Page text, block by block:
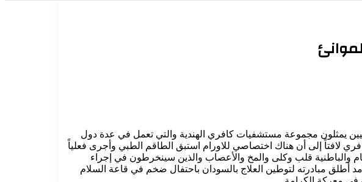
يمثلون مجموعة مستشفيات كافري الهندية والتي تعمل في عدة دول
لافتاً إلى أن هناك اختصاصي للاورام استبق الطاقم الطبي وأجرى فعلياً
والباطنية قلب وكلى والمخ والأعصاب والذين سينخرطون في إجراء
أطلق مبادرته لتوطين العلاج بالسودان باحتفال ضخم في قاعة السلام